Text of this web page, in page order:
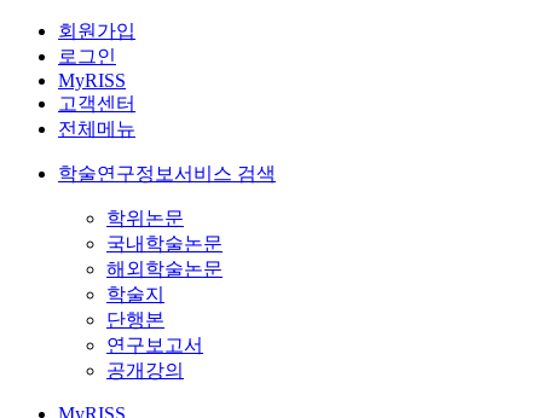
회원가입
로그인
MyRISS
고객센터
전체메뉴
학술연구정보서비스 검색
학위논문
국내학술논문
해외학술논문
학술지
단행본
연구보고서
공개강의
MyRISS